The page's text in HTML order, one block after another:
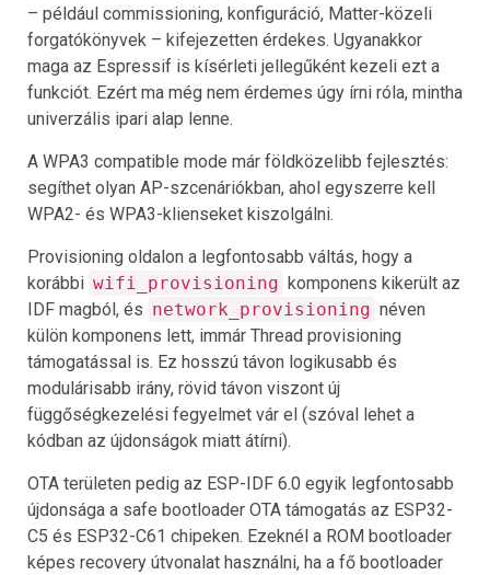
– például commissioning, konfiguráció, Matter-közeli
forgatókönyvek – kifejezetten érdekes. Ugyanakkor
maga az Espressif is kísérleti jellegűként kezeli ezt a
funkciót. Ezért ma még nem érdemes úgy írni róla, mintha
univerzális ipari alap lenne.
A WPA3 compatible mode már földközelibb fejlesztés:
segíthet olyan AP-szcenáriókban, ahol egyszerre kell
WPA2- és WPA3-klienseket kiszolgálni.
Provisioning oldalon a legfontosabb váltás, hogy a
korábbi wifi_provisioning komponens kikerült az
IDF magból, és network_provisioning néven
külön komponens lett, immár Thread provisioning
támogatással is. Ez hosszú távon logikusabb és
modulárisabb irány, rövid távon viszont új
függőségkezelési fegyelmet vár el (szóval lehet a
kódban az újdonságok miatt átírni).
OTA területen pedig az ESP-IDF 6.0 egyik legfontosabb
újdonsága a safe bootloader OTA támogatás az ESP32-
C5 és ESP32-C61 chipeken. Ezeknél a ROM bootloader
képes recovery útvonalat használni, ha a fő bootloader